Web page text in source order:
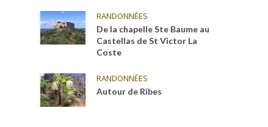
RANDONNÉES
De la chapelle Ste Baume au
Castellas de St Victor La
Coste
RANDONNÉES
Autour de Ribes